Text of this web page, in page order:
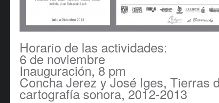
Horario de las actividades:
6 de noviembre
Inauguración, 8 pm
Concha Jerez y José Iges, Tierras
cartografía sonora, 2012-2013